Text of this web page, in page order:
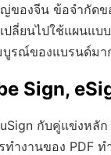
ของจีน ข้อจำกั
ลี่ยนไปใช้แผนแบ
รณ์ของแบรนด์มา
Sign,
กับคู่แข่งห
งานของ PDF ท